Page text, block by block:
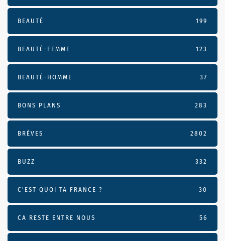
BEAUTÉ 199
BEAUTÉ-FEMME 123
BEAUTÉ-HOMME 37
BONS PLANS 283
BRÈVES 2802
BUZZ 332
C'EST QUOI TA FRANCE ? 30
CA RESTE ENTRE NOUS 56